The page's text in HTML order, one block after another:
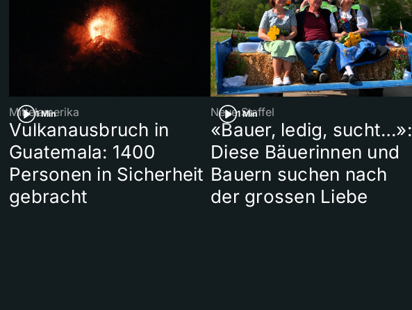
1 Min
Mittelamerika
Vulkanausbruch in
Guatemala: 1400
Personen in Sicherheit
gebracht
1 Min
Neue Staffel
«Bauer, ledig, sucht…»:
Diese Bäuerinnen und
Bauern suchen nach
der grossen Liebe